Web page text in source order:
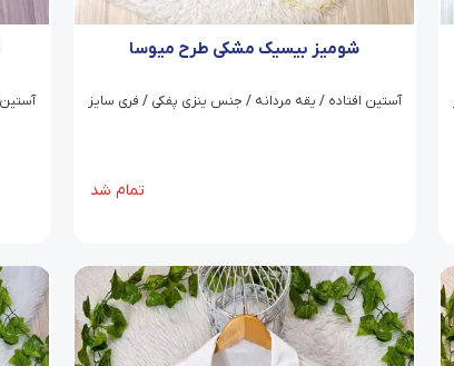
شومیز بیسیک مشکی طرح میوسا
آستین افتاده / یقه مردانه / جنس ینزی پفکی / فری سایز
تمام شد